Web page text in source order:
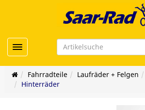
Toggle navigation
Fahrradteile Laufräder + Felgen
Hinterräder